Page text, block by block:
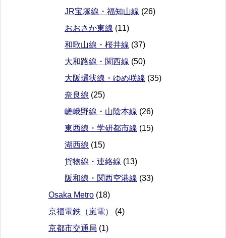
JR宝塚線・福知山線 (26)
おおさか東線 (11)
和歌山線・桜井線 (37)
大和路線・関西線 (50)
大阪環状線・ゆめ咲線 (35)
奈良線 (25)
嵯峨野線・山陰本線 (26)
東西線・学研都市線 (15)
湖西線 (15)
貨物線・連絡線 (13)
阪和線・関西空港線 (33)
Osaka Metro (18)
京福電鉄（嵐電）
(4)
京都市交通局 (1)